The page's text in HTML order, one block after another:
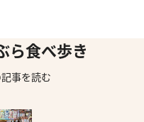
ら食べ歩き
事を読む